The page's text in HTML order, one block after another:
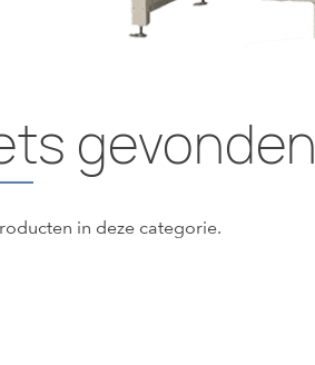
gevonden
in deze categorie.